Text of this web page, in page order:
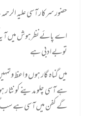
حضور سرکار آسی علیہ
اے پائےنظرہوش میں آ
توبےادبی ہے
میں گناہ گار ہوں واعظ
ہے آسی چلو مدینے کونثا
گے کفن میں آسی ہے سب